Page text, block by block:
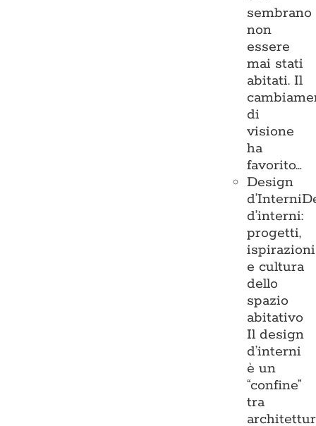
sembrano
non
essere
mai stati
abitati. Il
di
visione
ha
favorito…
Design
d’Interni
d’interni:
progetti,
ispirazioni
e cultura
dello
spazio
abitativo
Il design
d’interni
è un
“confine”
tra